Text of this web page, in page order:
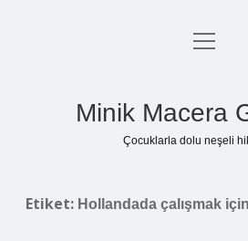
Anasayfa
menüyü
Minik Macera
Çocuklarla dolu neşeli
Etiket: Hollandada çalışmak